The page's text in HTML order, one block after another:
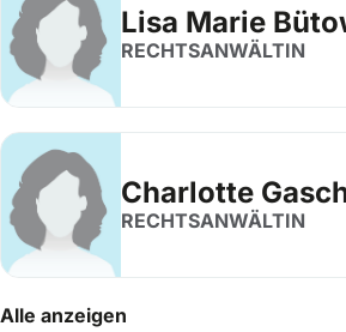
Lisa Marie
RECHTSANWÄLTIN
Charlotte
RECHTSANWÄLTIN
Alle anzeigen